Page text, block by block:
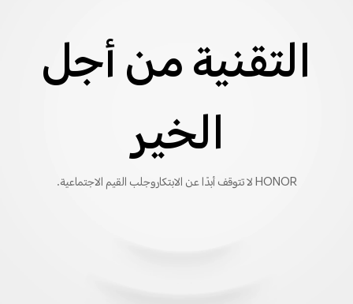
التقنية من أجل
الخير​
HONOR لا تتوقف أبدًا عن الابتكار ​ وجلب القيم الاجتماعية.